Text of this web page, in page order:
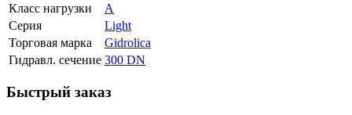
Класс нагрузки
A
Серия
Light
Торговая марка
Gidrolica
Гидравл. сечение 300 DN
Быстрый заказ